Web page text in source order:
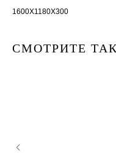
1600Х1180Х300
СМОТРИТЕ